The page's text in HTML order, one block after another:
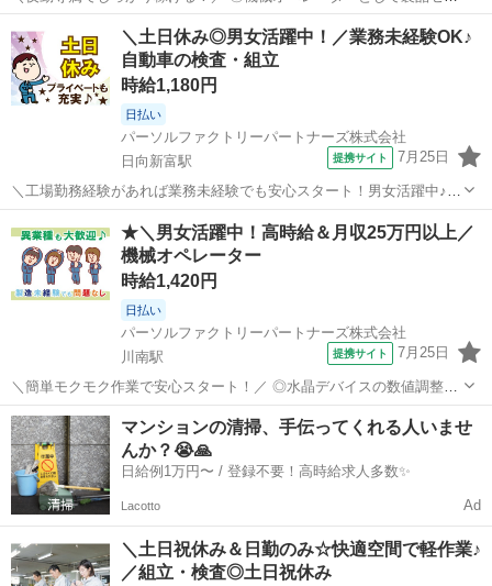
トや部材補充、検査業務を行います！ ◎15kg前後の重量物を取り扱い
ますが、無理なく作業しやすい環境が整備されています。 ◎未経験の
方も歓迎！仕事に慣れるまでは...
西都城駅 工場
＼土日休み◎男女活躍中！／業務未経験OK♪
自動車の検査・組立
時給1,180円
日払い
パーソルファクトリーパートナーズ株式会社
日向新富駅
提携サイト 7月25日
＼工場勤務経験があれば業務未経験でも安心スタート！男女活躍中♪／
◎自動車部品の外観検査や外装パーツの組立作業をお任せします。 ◎
重量物の取り扱いなし！快適な空調環境で集中できる職場です。 ◎丁
寧な指導とOJT体制で安心して...
日向新富駅 工場
★＼男女活躍中！高時給＆月収25万円以上／
機械オペレーター
時給1,420円
日払い
パーソルファクトリーパートナーズ株式会社
川南駅
提携サイト 7月25日
＼簡単モクモク作業で安心スタート！／ ◎水晶デバイスの数値調整や
検査装置の操作を行うお仕事です。 ◎重量物はなく、身体への負担が
少ない環境です♪ ◎未経験歓迎！作業教育やマニュアル完備で安心し
て始められます。 ◎空調完備で快...
宮崎 川南駅
マンションの清掃、手伝ってくれる人いませ
んか？😭🙏
日給例1万円〜 / 登録不要！高時給求人多数✨
Lacotto Ad
＼土日祝休み＆日勤のみ☆快適空間で軽作業♪
／組立・検査◎土日祝休み